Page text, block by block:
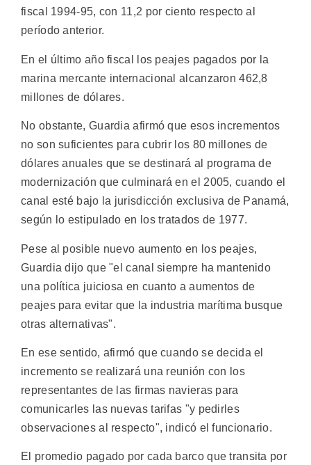
fiscal 1994-95, con 11,2 por ciento respecto al
período anterior.
En el último año fiscal los peajes pagados por la
marina mercante internacional alcanzaron 462,8
millones de dólares.
No obstante, Guardia afirmó que esos incrementos
no son suficientes para cubrir los 80 millones de
dólares anuales que se destinará al programa de
modernización que culminará en el 2005, cuando el
canal esté bajo la jurisdicción exclusiva de Panamá,
según lo estipulado en los tratados de 1977.
Pese al posible nuevo aumento en los peajes,
Guardia dijo que "el canal siempre ha mantenido
una política juiciosa en cuanto a aumentos de
peajes para evitar que la industria marítima busque
otras alternativas".
En ese sentido, afirmó que cuando se decida el
incremento se realizará una reunión con los
representantes de las firmas navieras para
comunicarles las nuevas tarifas "y pedirles
observaciones al respecto", indicó el funcionario.
El promedio pagado por cada barco que transita por